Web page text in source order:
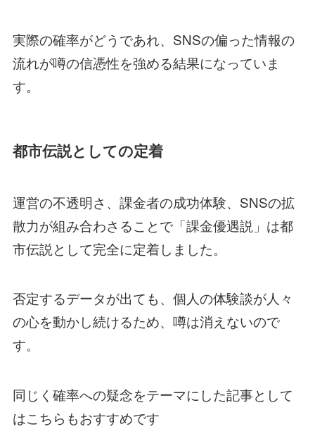
実際の確率がどうであれ、SNSの偏った情報の
流れが噂の信憑性を強める結果になっていま
す。
都市伝説としての定着
運営の不透明さ、課金者の成功体験、SNSの拡
散力が組み合わさることで「課金優遇説」は都
市伝説として完全に定着しました。
否定するデータが出ても、個人の体験談が人々
の心を動かし続けるため、噂は消えないので
す。
同じく確率への疑念をテーマにした記事として
はこちらもおすすめです